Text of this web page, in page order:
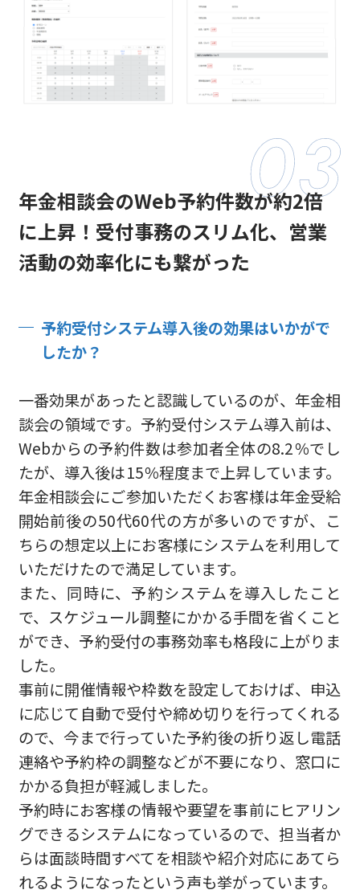
年金相談会のWeb予約件数が約2倍
に上昇！ 受付事務のスリム化、営業
活動の効率化にも繋がった
予約受付システム導入後の効果はいかがで
したか？
一番効果があったと認識しているのが、年金相
談会の領域です。予約受付システム導入前は、
Webからの予約件数は参加者全体の8.2％でし
たが、導入後は15％程度まで上昇しています。
年金相談会にご参加いただくお客様は年金受給
開始前後の50代60代の方が多いのですが、こ
ちらの想定以上にお客様にシステムを利用して
いただけたので満足しています。
また、同時に、予約システムを導入したこと
で、スケジュール調整にかかる手間を省くこと
ができ、予約受付の事務効率も格段に上がりま
した。
事前に開催情報や枠数を設定しておけば、申込
に応じて自動で受付や締め切りを行ってくれる
ので、今まで行っていた予約後の折り返し電話
連絡や予約枠の調整などが不要になり、窓口に
かかる負担が軽減しました。
予約時にお客様の情報や要望を事前にヒアリン
グできるシステムになっているので、担当者か
らは面談時間すべてを相談や紹介対応にあてら
れるようになったという声も挙がっています。